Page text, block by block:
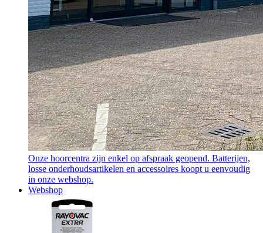
Onze hoorcentra zijn enkel op afspraak geopend. Batterijen,
losse onderhoudsartikelen en accessoires koopt u eenvoudig
in onze webshop.
Webshop